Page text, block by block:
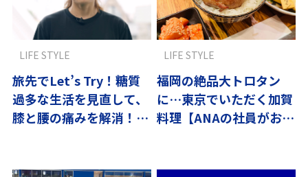
旅先でLet’s Try！糖質
過多な生活を見直して、
膝と腰の痛みを解消！健
LIFE STYLE
福岡の絶品大トロタン
に…東京でいただく加賀
料理【ANAの社員がおす
LIFE STYLE